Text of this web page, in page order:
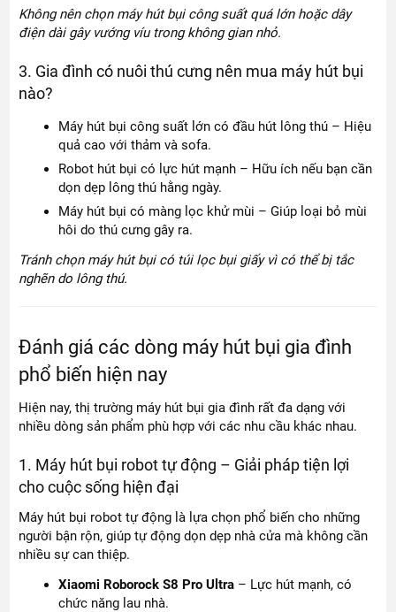
Không nên chọn máy hút bụi công suất quá lớn hoặc dây
điện dài gây vướng víu trong không gian nhỏ.
3. Gia đình có nuôi thú cưng nên mua máy hút bụi
nào?
Máy hút bụi công suất lớn có đầu hút lông thú – Hiệu
quả cao với thảm và sofa.
Robot hút bụi có lực hút mạnh – Hữu ích nếu bạn cần
dọn dẹp lông thú hằng ngày.
Máy hút bụi có màng lọc khử mùi – Giúp loại bỏ mùi
hôi do thú cưng gây ra.
Tránh chọn máy hút bụi có túi lọc bụi giấy vì có thể bị tắc
nghẽn do lông thú.
Đánh giá các dòng máy hút bụi gia đình
phổ biến hiện nay
Hiện nay, thị trường máy hút bụi gia đình rất đa dạng với
nhiều dòng sản phẩm phù hợp với các nhu cầu khác nhau.
1. Máy hút bụi robot tự động – Giải pháp tiện lợi
cho cuộc sống hiện đại
Máy hút bụi robot tự động là lựa chọn phổ biến cho những
người bận rộn, giúp tự động dọn dẹp nhà cửa mà không cần
nhiều sự can thiệp.
Xiaomi Roborock S8 Pro Ultra – Lực hút mạnh, có
chức năng lau nhà.